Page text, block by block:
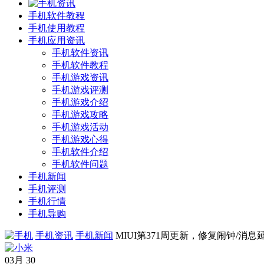
手机软件教程
手机使用教程
手机应用资讯
手机软件资讯
手机软件教程
手机游戏资讯
手机游戏评测
手机游戏介绍
手机游戏攻略
手机游戏活动
手机游戏心得
手机软件介绍
手机软件问题
手机新闻
手机评测
手机行情
手机导购
手机资讯 手机新闻 MIUI第371周更新，修复闹钟/消息
03月 30